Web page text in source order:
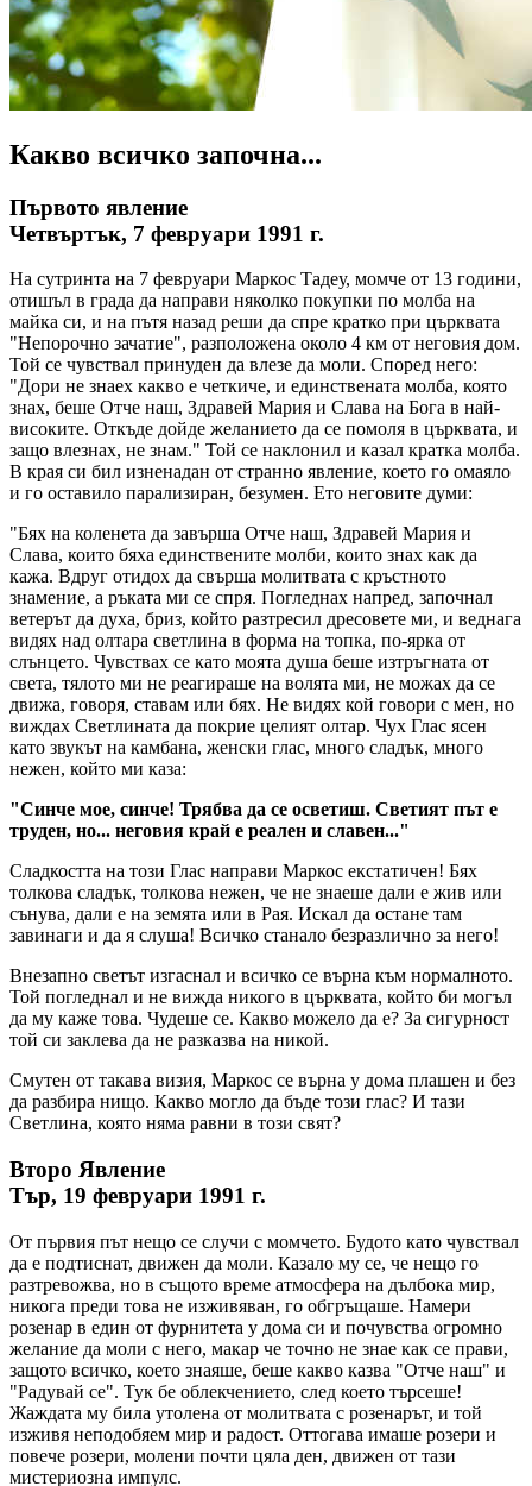
Какво всичко започна...
Първото явление
Четвъртък, 7 февруари 1991 г.
На сутринта на 7 февруари Маркос Тадеу, момче от 13 години,
отишъл в града да направи няколко покупки по молба на
майка си, и на пътя назад реши да спре кратко при църквата
"Непорочно зачатие", разположена около 4 км от неговия дом.
Той се чувствал принуден да влезе да моли. Според него:
"Дори не знаех какво е четкиче, и единствената молба, която
знах, беше Отче наш, Здравей Мария и Слава на Бога в най-
високите. Откъде дойде желанието да се помоля в църквата, и
защо влезнах, не знам." Той се наклонил и казал кратка молба.
В края си бил изненадан от странно явление, което го омаяло
и го оставило парализиран, безумен. Ето неговите думи:
"Бях на коленета да завърша Отче наш, Здравей Мария и
Слава, които бяха единствените молби, които знах как да
кажа. Вдруг отидох да свърша молитвата с кръстното
знамение, а ръката ми се спря. Погледнах напред, започнал
ветерът да духа, бриз, който разтресил дресовете ми, и веднага
видях над олтара светлина в форма на топка, по-ярка от
слънцето. Чувствах се като моята душа беше изтръгната от
света, тялото ми не реагираше на волята ми, не можах да се
движа, говоря, ставам или бях. Не видях кой говори с мен, но
виждах Светлината да покрие целият олтар. Чух Глас ясен
като звукът на камбана, женски глас, много сладък, много
нежен, който ми каза:
"Синче мое, синче! Трябва да се осветиш. Светият път е
труден, но... неговия край е реален и славен..."
Сладкостта на този Глас направи Маркос екстатичен! Бях
толкова сладък, толкова нежен, че не знаеше дали е жив или
сънува, дали е на земята или в Рая. Искал да остане там
завинаги и да я слуша! Всичко станало безразлично за него!
Внезапно светът изгаснал и всичко се върна към нормалното.
Той погледнал и не вижда никого в църквата, който би могъл
да му каже това. Чудеше се. Какво можело да е? За сигурност
той си заклева да не разказва на никой.
Смутен от такава визия, Маркос се върна у дома плашен и без
да разбира нищо. Какво могло да бъде този глас? И тази
Светлина, която няма равни в този свят?
Второ Явление
Тър, 19 февруари 1991 г.
От първия път нещо се случи с момчето. Будото като чувствал
да е подтиснат, движен да моли. Казало му се, че нещо го
разтревожва, но в същото време атмосфера на дълбока мир,
никога преди това не изживяван, го обгръщаше. Намери
розенар в един от фурнитета у дома си и почувства огромно
желание да моли с него, макар че точно не знае как се прави,
защото всичко, което знаяше, беше какво казва "Отче наш" и
"Радувай се". Тук бе облекчението, след което търсеше!
Жаждата му била утолена от молитвата с розенарът, и той
изживя неподобяем мир и радост. Оттогава имаше розери и
повече розери, молени почти цяла ден, движен от тази
мистериозна импулс.